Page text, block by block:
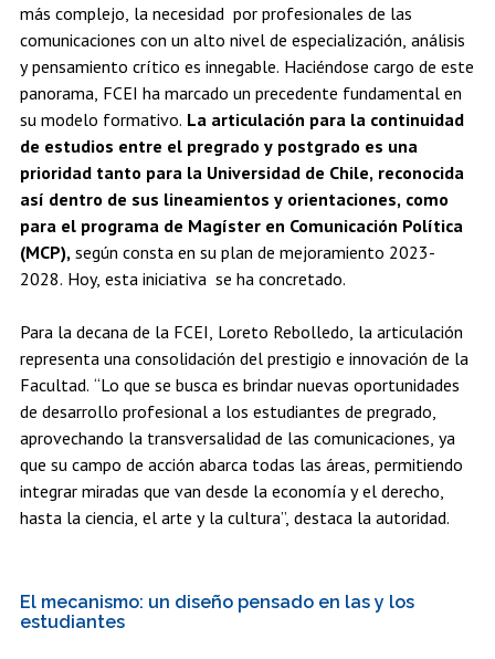
más complejo, la necesidad por profesionales de las
comunicaciones con un alto nivel de especialización, análisis
y pensamiento crítico es innegable. Haciéndose cargo de este
panorama, FCEI ha marcado un precedente fundamental en
su modelo formativo. La articulación para la continuidad
de estudios entre el pregrado y postgrado es una
prioridad tanto para la Universidad de Chile, reconocida
así dentro de sus lineamientos y orientaciones, como
para el programa de Magíster en Comunicación Política
(MCP), según consta en su plan de mejoramiento 2023-
2028. Hoy, esta iniciativa se ha concretado.
Para la decana de la FCEI, Loreto Rebolledo, la articulación
representa una consolidación del prestigio e innovación de la
Facultad. “Lo que se busca es brindar nuevas oportunidades
de desarrollo profesional a los estudiantes de pregrado,
aprovechando la transversalidad de las comunicaciones, ya
que su campo de acción abarca todas las áreas, permitiendo
integrar miradas que van desde la economía y el derecho,
hasta la ciencia, el arte y la cultura”, destaca la autoridad.
El mecanismo: un diseño pensado en las y los
estudiantes